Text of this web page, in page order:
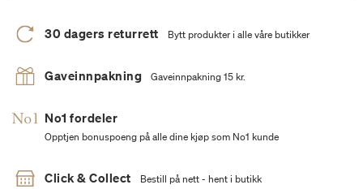
30 dagers returrett Bytt produkter i alle våre butikker
Gaveinnpakning Gaveinnpakning 15 kr.
No1 fordeler
Opptjen bonuspoeng på alle dine kjøp som No1 kunde
Click & Collect Bestill på nett - hent i butikk